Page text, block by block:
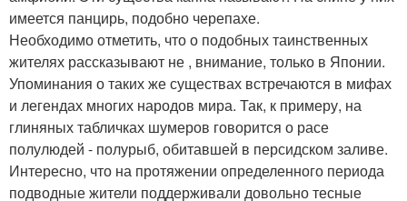
имеется панцирь, подобно черепахе.
Необходимо отметить, что о подобных таинственных
жителях рассказывают не , внимание, только в Японии.
Упоминания о таких же существах встречаются в мифах
и легендах многих народов мира. Так, к примеру, на
глиняных табличках шумеров говорится о расе
полулюдей - полурыб, обитавшей в персидском заливе.
Интересно, что на протяжении определенного периода
подводные жители поддерживали довольно тесные